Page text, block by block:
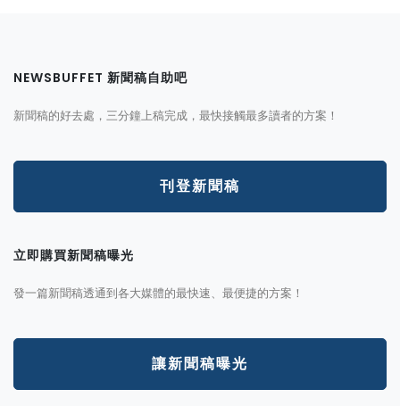
NEWSBUFFET 新聞稿自助吧
新聞稿的好去處，三分鐘上稿完成，最快接觸最多讀者的方案！
刊登新聞稿
立即購買新聞稿曝光
發一篇新聞稿透通到各大媒體的最快速、最便捷的方案！
讓新聞稿曝光